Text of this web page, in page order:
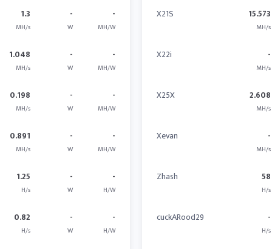
1.3
MH/s
-
W
-
MH/W
1.048
MH/s
-
W
-
MH/W
0.198
MH/s
-
W
-
MH/W
0.891
MH/s
-
W
-
MH/W
1.25
H/s
-
W
-
H/W
0.82
H/s
-
W
-
H/W
X21S 15.573
MH/s
X22i -
MH/s
X25X 2.608
MH/s
Xevan -
MH/s
Zhash 58
H/s
cuckARood29 -
H/s